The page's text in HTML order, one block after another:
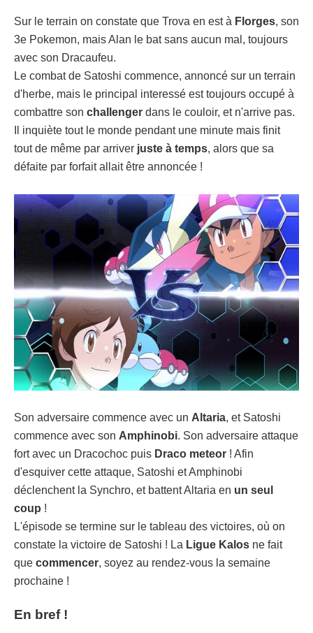
Sur le terrain on constate que Trova en est à Florges, son
3e Pokemon, mais Alan le bat sans aucun mal, toujours
avec son Dracaufeu.
Le combat de Satoshi commence, annoncé sur un terrain
d'herbe, mais le principal interessé est toujours occupé à
combattre son challenger dans le couloir, et n'arrive pas.
Il inquiète tout le monde pendant une minute mais finit
tout de même par arriver juste à temps, alors que sa
défaite par forfait allait être annoncée !
Son adversaire commence avec un Altaria, et Satoshi
commence avec son Amphinobi. Son adversaire attaque
fort avec un Dracochoc puis Draco meteor ! Afin
d'esquiver cette attaque, Satoshi et Amphinobi
déclenchent la Synchro, et battent Altaria en un seul
coup !
L'épisode se termine sur le tableau des victoires, où on
constate la victoire de Satoshi ! La Ligue Kalos ne fait
que commencer, soyez au rendez-vous la semaine
prochaine !
En bref !